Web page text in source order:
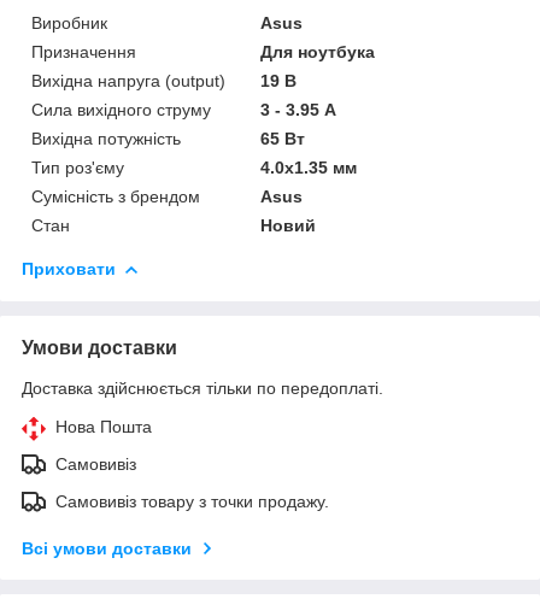
Виробник
Asus
Призначення
Для ноутбука
Вихідна напруга (output)
19 В
Сила вихідного струму
3 - 3.95 А
Вихідна потужність
65 Вт
Тип роз'єму
4.0x1.35 мм
Сумісність з брендом
Asus
Стан
Новий
Приховати
Умови доставки
Доставка здійснюється тільки по передоплаті.
Нова Пошта
Самовивіз
Самовивіз товару з точки продажу.
Всі умови доставки